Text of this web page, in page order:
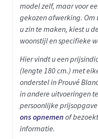
model zelf, maar voor
gekozen afwerking.
u zin te maken, kiest u
woonstijl en specifieke
Hier vindt u een
(lengte 180 cm.) met
onderstel in Prouvé
in andere uitvoeringen
persoonlijke
ons opnemen of
informatie.